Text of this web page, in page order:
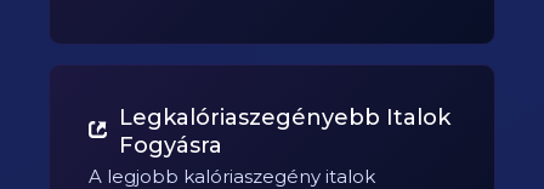
Legkalóriaszegényebb Italok
Fogyásra
A legjobb kalóriaszegény italok